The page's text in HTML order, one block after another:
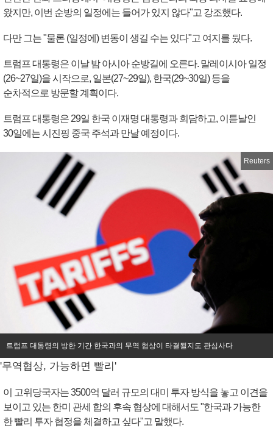
왔지만, 이번 순방의 일정에는 들어가 있지 않다"고 강조했다.
다만 그는 "물론 (일정에) 변동이 생길 수는 있다"고 여지를 뒀다.
트럼프 대통령은 이날 밤 아시아 순방길에 오른다. 말레이시아 일정
(26~27일)을 시작으로, 일본(27~29일), 한국(29~30일) 등을
순차적으로 방문할 계획이다.
트럼프 대통령은 29일 한국 이재명 대통령과 회담하고, 이튿날인
30일에는 시진핑 중국 주석과 만날 예정이다.
Reuters
트럼프 대통령의 방한 기간 한국과의 무역 협상이 타결될지도 관심사다
'무역협상, 가능하면 빨리'
이 고위당국자는 3500억 달러 규모의 대미 투자 방식을 놓고 이견을
보이고 있는 한미 관세 합의 후속 협상에 대해서도 "한국과 가능한
한 빨리 투자 협정을 체결하고 싶다"고 말했다.